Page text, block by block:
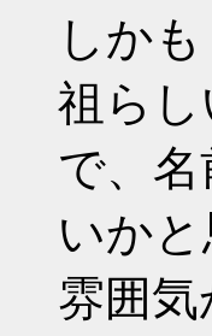
しか
祖らし
で、
いかと
雰囲